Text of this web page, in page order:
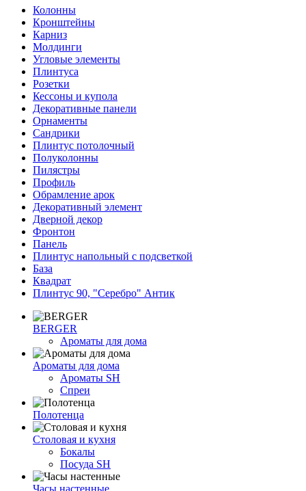
Колонны
Кронштейны
Карниз
Молдинги
Угловые элементы
Плинтуса
Розетки
Кессоны и купола
Декоративные панели
Орнаменты
Сандрики
Плинтус потолочный
Полуколонны
Пилястры
Профиль
Обрамление арок
Декоративный элемент
Дверной декор
Фронтон
Панель
Плинтус напольный с подсветкой
База
Квадрат
Плинтус 90, "Серебро" Антик
BERGER
Ароматы для дома
Ароматы для дома
Ароматы SH
Спреи
Полотенца
Столовая и кухня
Бокалы
Посуда SH
Часы настенные